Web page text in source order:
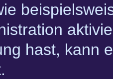
hast, kann